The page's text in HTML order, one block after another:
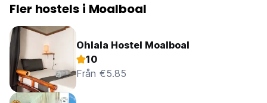
Fler hostels i Moalboal
Ohlala Hostel Moalboal
10
Från €5.85